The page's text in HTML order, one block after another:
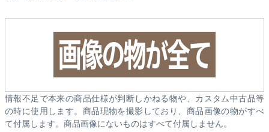
情報不足で本来の商品仕様が判断しかねる物や、カスタム中古品等
の時に使用します。商品現物を撮影しており、商品画像の物がすべ
て付属します。商品画像にないものはすべて付属しません。